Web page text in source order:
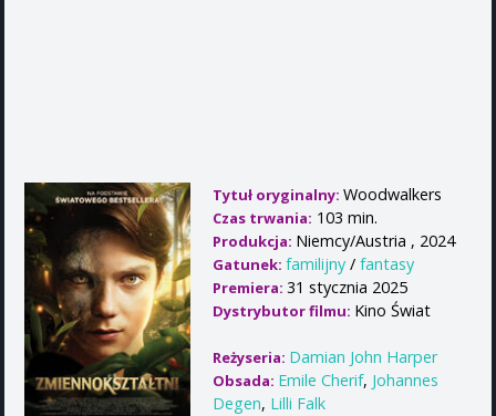
Tytuł oryginalny: Woodwalkers
Czas trwania: 103 min.
Produkcja: Niemcy/Austria , 2024
Gatunek: familijny / fantasy
Premiera: 31 stycznia 2025
Dystrybutor filmu: Kino Świat
Reżyseria: Damian John Harper
Obsada: Emile Cherif, Johannes
Degen, Lilli Falk